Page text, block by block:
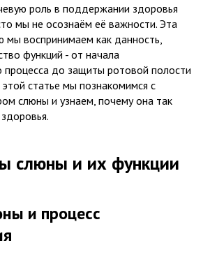
роль в поддержании здоровья
мы не осознаём её важности. Эта
мы воспринимаем как данность,
функций - от начала
процесса до защиты ротовой полости
статье мы познакомимся с
слюны и узнаем, почему она так
слюны и их функции
и процесс